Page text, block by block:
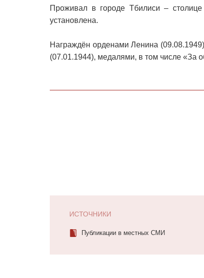
Проживал в городе Тбилиси –
установлена.
Награждён орденами Ленина
(07.01.1944), медалями, в том числе «За
ИСТОЧНИКИ
Публикации в местных СМИ